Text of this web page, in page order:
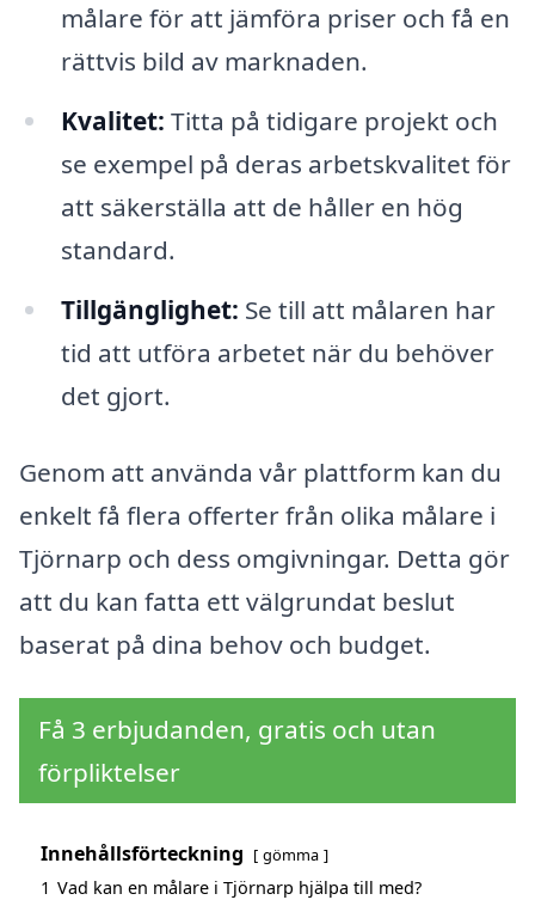
målare för att jämföra priser och få en
rättvis bild av marknaden.
Kvalitet: Titta på tidigare projekt och
se exempel på deras arbetskvalitet för
att säkerställa att de håller en hög
standard.
Tillgänglighet: Se till att målaren har
tid att utföra arbetet när du behöver
det gjort.
Genom att använda vår plattform kan du
enkelt få flera offerter från olika målare i
Tjörnarp och dess omgivningar. Detta gör
att du kan fatta ett välgrundat beslut
baserat på dina behov och budget.
Få 3 erbjudanden, gratis och utan
förpliktelser
Innehållsförteckning gömma
1 Vad kan en målare i Tjörnarp hjälpa till med?